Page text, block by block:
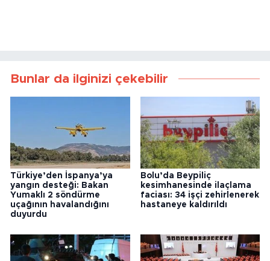
Bunlar da ilginizi çekebilir
Türkiye’den İspanya’ya
yangın desteği: Bakan
Yumaklı 2 söndürme
uçağının havalandığını
duyurdu
Bolu’da Beypiliç
kesimhanesinde ilaçlama
faciası: 34 işçi zehirlenerek
hastaneye kaldırıldı